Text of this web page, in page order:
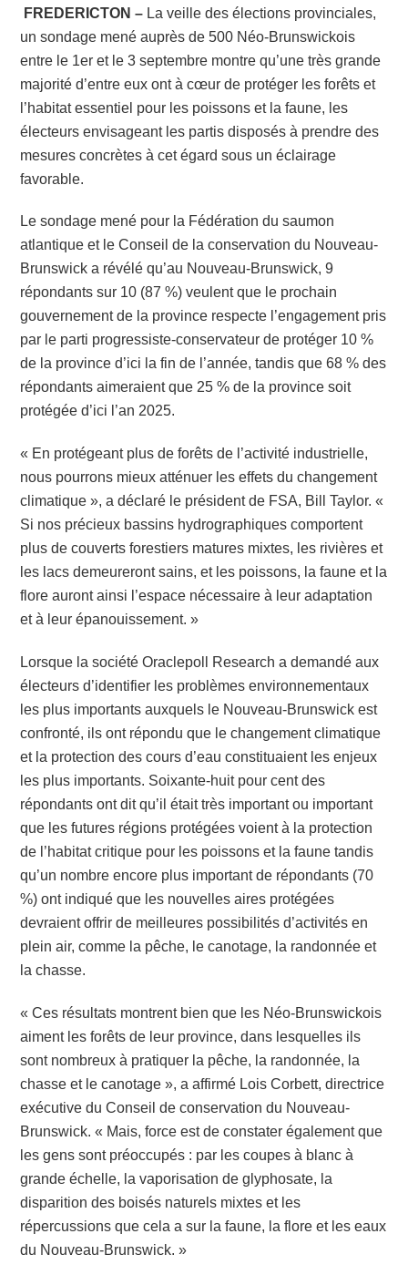
FREDERICTON – La veille des élections provinciales,
un sondage mené auprès de 500 Néo-Brunswickois
entre le 1er et le 3 septembre montre qu’une très grande
majorité d’entre eux ont à cœur de protéger les forêts et
l’habitat essentiel pour les poissons et la faune, les
électeurs envisageant les partis disposés à prendre des
mesures concrètes à cet égard sous un éclairage
favorable.
Le sondage mené pour la Fédération du saumon
atlantique et le Conseil de la conservation du Nouveau-
Brunswick a révélé qu’au Nouveau-Brunswick, 9
répondants sur 10 (87 %) veulent que le prochain
gouvernement de la province respecte l’engagement pris
par le parti progressiste-conservateur de protéger 10 %
de la province d’ici la fin de l’année, tandis que 68 % des
répondants aimeraient que 25 % de la province soit
protégée d’ici l’an 2025.
« En protégeant plus de forêts de l’activité industrielle,
nous pourrons mieux atténuer les effets du changement
climatique », a déclaré le président de FSA, Bill Taylor. «
Si nos précieux bassins hydrographiques comportent
plus de couverts forestiers matures mixtes, les rivières et
les lacs demeureront sains, et les poissons, la faune et la
flore auront ainsi l’espace nécessaire à leur adaptation
et à leur épanouissement. »
Lorsque la société Oraclepoll Research a demandé aux
électeurs d’identifier les problèmes environnementaux
les plus importants auxquels le Nouveau-Brunswick est
confronté, ils ont répondu que le changement climatique
et la protection des cours d’eau constituaient les enjeux
les plus importants. Soixante-huit pour cent des
répondants ont dit qu’il était très important ou important
que les futures régions protégées voient à la protection
de l’habitat critique pour les poissons et la faune tandis
qu’un nombre encore plus important de répondants (70
%) ont indiqué que les nouvelles aires protégées
devraient offrir de meilleures possibilités d’activités en
plein air, comme la pêche, le canotage, la randonnée et
la chasse.
« Ces résultats montrent bien que les Néo-Brunswickois
aiment les forêts de leur province, dans lesquelles ils
sont nombreux à pratiquer la pêche, la randonnée, la
chasse et le canotage », a affirmé Lois Corbett, directrice
exécutive du Conseil de conservation du Nouveau-
Brunswick. « Mais, force est de constater également que
les gens sont préoccupés : par les coupes à blanc à
grande échelle, la vaporisation de glyphosate, la
disparition des boisés naturels mixtes et les
répercussions que cela a sur la faune, la flore et les eaux
du Nouveau-Brunswick. »